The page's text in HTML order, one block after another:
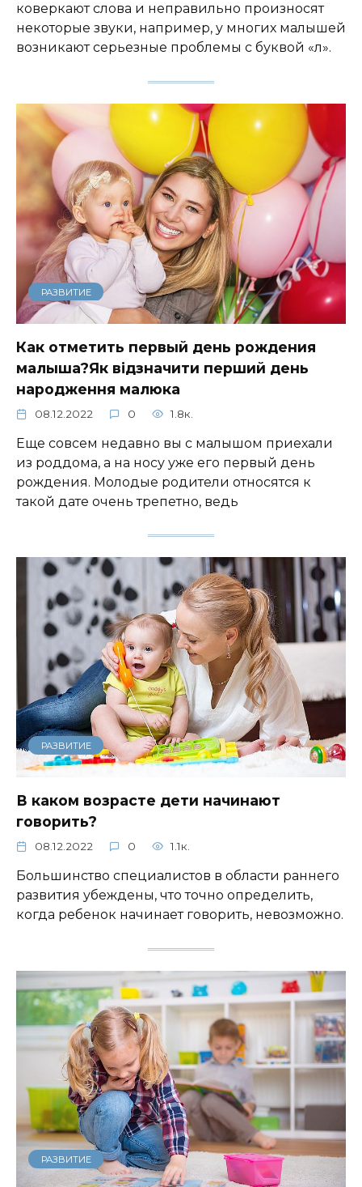
коверкают слова и неправильно произносят
некоторые звуки, например, у многих малышей
возникают серьезные проблемы с буквой «л».
РАЗВИТИЕ
Как отметить первый день рождения
малыша?Як відзначити перший день
народження малюка
08.12.2022 0 1.8к.
Еще совсем недавно вы с малышом приехали
из роддома, а на носу уже его первый день
рождения. Молодые родители относятся к
такой дате очень трепетно, ведь
РАЗВИТИЕ
В каком возрасте дети начинают
говорить?
08.12.2022 0 1.1к.
Большинство специалистов в области раннего
развития убеждены, что точно определить,
когда ребенок начинает говорить, невозможно.
РАЗВИТИЕ